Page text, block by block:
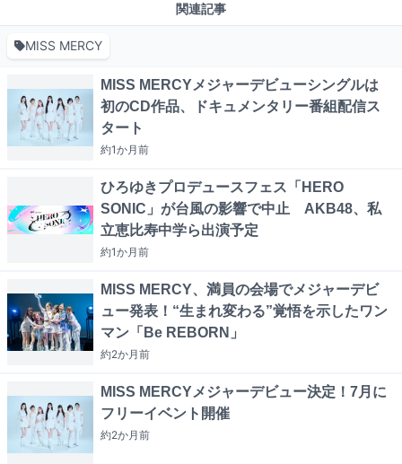
関連記事
MISS MERCY
MISS MERCYメジャーデビューシングルは
初のCD作品、ドキュメンタリー番組配信ス
タート
約1か月前
ひろゆきプロデュースフェス「HERO
SONIC」が台風の影響で中止 AKB48、私
立恵比寿中学ら出演予定
約1か月前
MISS MERCY、満員の会場でメジャーデビ
ュー発表！“生まれ変わる”覚悟を示したワン
マン「Be REBORN」
約2か月前
MISS MERCYメジャーデビュー決定！7月に
フリーイベント開催
約2か月前